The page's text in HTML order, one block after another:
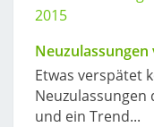
Etwas verspätet
und ein Trend...